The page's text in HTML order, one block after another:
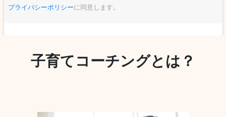
プライバシーポリシーに同意します。
子育てコーチングとは？